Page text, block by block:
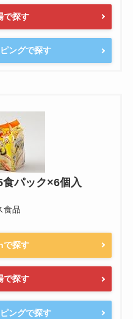
で探す
ングで探す
食パック×6個入
食品
で探す
で探す
ングで探す